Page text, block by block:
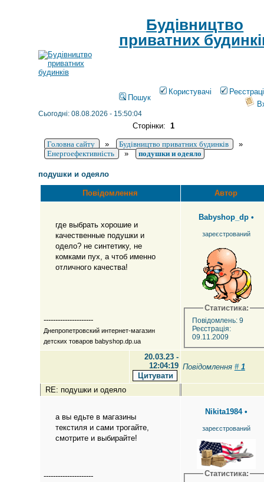
Будівництво
приватних
Пошук
Користувачі
Сьогодні: 08.08.2026 - 15:50:04
Сторінки:1
Головна сайту » Будівництво приватних будинків
»
Енергоефективність
» подушки и одеяло
подушки и одеяло
Повідомлення Автор
где выбрать хорошие и
качественные подушки и
одело? не синтетику, не
комками пух, а чтоб именно
отличного качества!
---------------------
Днепропетровский интернет-магазин
детских товаров babyshop.dp.ua
Babyshop_dp •
зареєстрований
Статистика:
Повідомлень: 9
Реєстрація:
09.11.2009
20.03.23 -
12:04:19 Повідомлення # 1
RE: подушки и одеяло
а вы едьте в магазины
текстиля и сами трогайте,
смотрите и выбирайте!
---------------------
Nikita1984 •
зареєстрований
Статистика: